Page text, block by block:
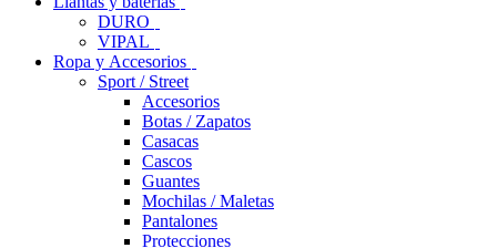
DURO
VIPAL
Ropa y Accesorios
Sport / Street
Accesorios
Botas / Zapatos
Casacas
Cascos
Guantes
Mochilas / Maletas
Pantalones
Protecciones